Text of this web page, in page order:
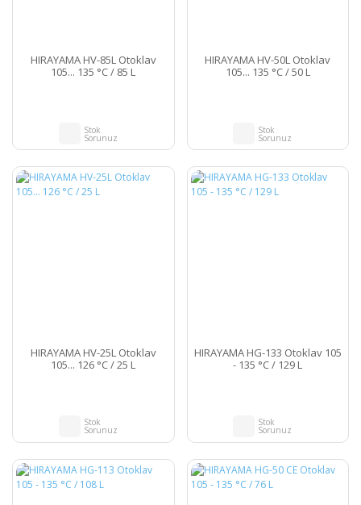
HIRAYAMA HV-85L Otoklav
105... 135 °C / 85 L
Stok
Sorunuz
HIRAYAMA HV-50L Otoklav
105... 135 °C / 50 L
Stok
Sorunuz
HIRAYAMA HV-25L Otoklav
105... 126 °C / 25 L
Stok
Sorunuz
HIRAYAMA HG-133 Otoklav 105
- 135 °C / 129 L
Stok
Sorunuz